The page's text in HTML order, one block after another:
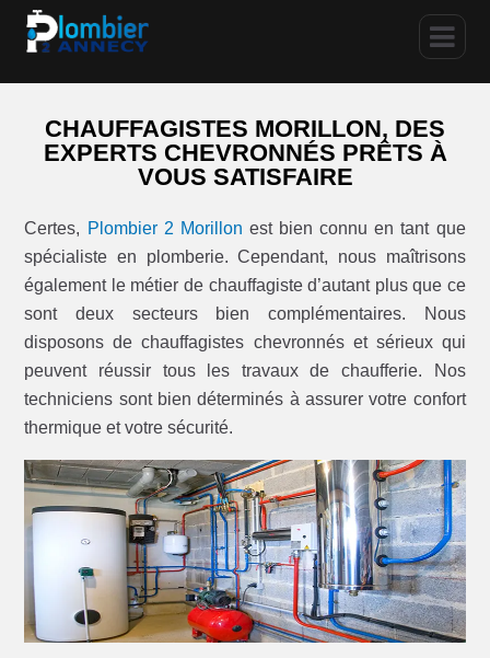
CHAUFFAGISTES MORILLON, DES
EXPERTS CHEVRONNÉS PRÊTS À
VOUS SATISFAIRE
Certes, Plombier 2 Morillon est bien connu en tant que
spécialiste en plomberie. Cependant, nous maîtrisons
également le métier de chauffagiste d’autant plus que ce
sont deux secteurs bien complémentaires. Nous
disposons de chauffagistes chevronnés et sérieux qui
peuvent réussir tous les travaux de chaufferie. Nos
techniciens sont bien déterminés à assurer votre confort
thermique et votre sécurité.